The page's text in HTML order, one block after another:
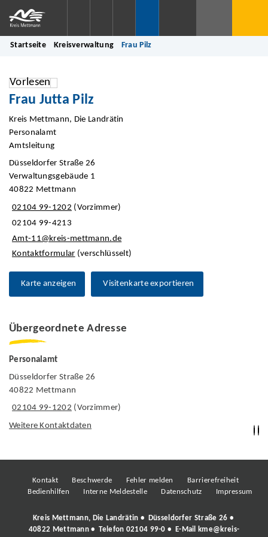
Startseite Kreisverwaltung Frau Pilz
Vorlesen
Frau Jutta Pilz
Kreis Mettmann, Die Landrätin
Personalamt
Amtsleitung
Düsseldorfer Straße 26
Verwaltungsgebäude 1
40822 Mettmann
02104 99-1202 (Vorzimmer)
02104 99-4213
Amt-11@kreis-mettmann.de
Kontaktformular (verschlüsselt)
Karte anzeigen Visitenkarte exportieren
Übergeordnete Adresse
Personalamt
Düsseldorfer Straße 26
40822 Mettmann
02104 99-1202 (Vorzimmer)
Weitere Kontaktdaten
Kontakt Beschwerde Fehler melden
Barrierefreiheit
Bedienhilfen
Interne Meldestelle Datenschutz Impressum
Kreis Mettmann, Die Landrätin • Düsseldorfer Straße 26 •
40822 Mettmann • Telefon 02104 99-0 • E-Mail
kme@kreis-